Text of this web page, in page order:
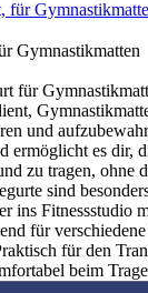
Gymnastikmatten
für
und
ermöglicht es dir,
zu tragen, ohne
sind
ins Fitnessstudio
für
für den
beim